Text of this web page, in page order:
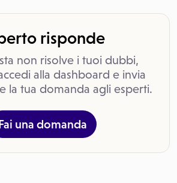
risponde
non risolve i tuoi dubbi,
alla dashboard e invia
la tua domanda agli esperti.
una domanda